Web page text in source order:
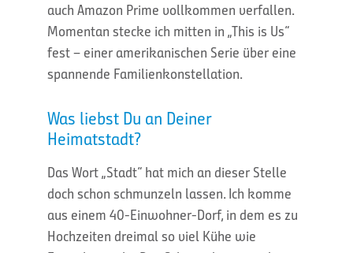
auch Amazon Prime vollkommen verfallen.
Momentan stecke ich mitten in „This is Us“
fest – einer amerikanischen Serie über eine
spannende Familienkonstellation.
Was liebst Du an Deiner
Heimatstadt?
Das Wort „Stadt“ hat mich an dieser Stelle
doch schon schmunzeln lassen. Ich komme
aus einem 40-Einwohner-Dorf, in dem es zu
Hochzeiten dreimal so viel Kühe wie